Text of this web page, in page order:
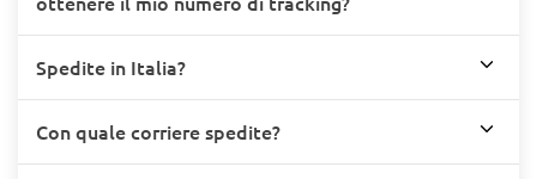
Spedite in Italia?
Con quale corriere spedite?